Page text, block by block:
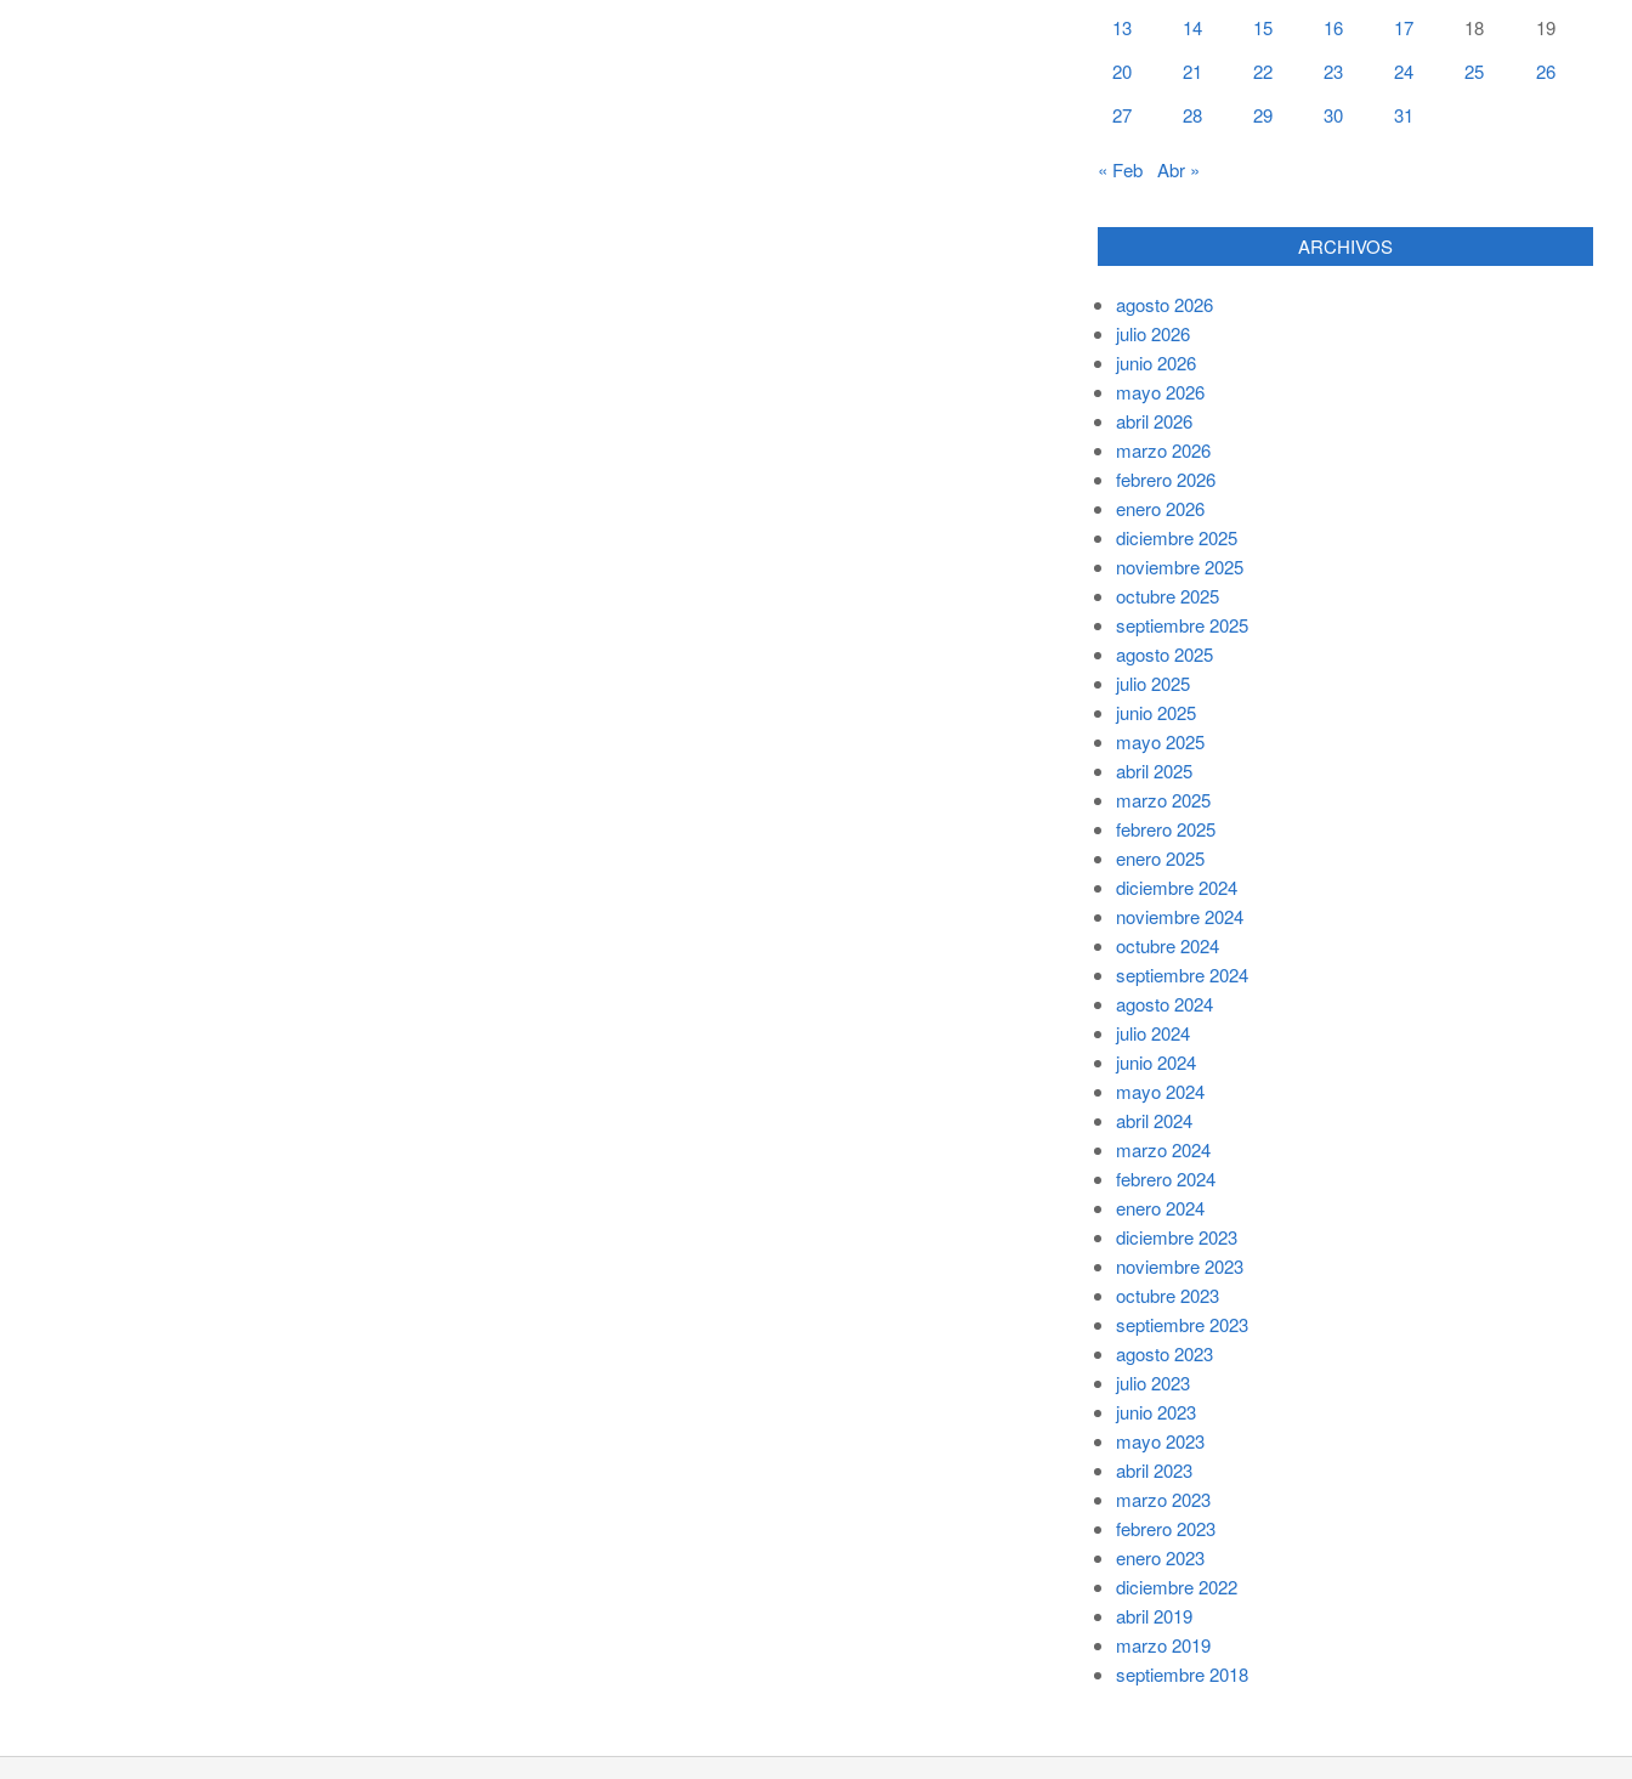
13
14 15 16 17 18
19
20
21 22 23 24 25
26
27
28 29 30 31
« Feb Abr »
ARCHIVOS
agosto 2026
julio 2026
junio 2026
mayo 2026
abril 2026
marzo 2026
febrero 2026
enero 2026
diciembre 2025
noviembre 2025
octubre 2025
septiembre 2025
agosto 2025
julio 2025
junio 2025
mayo 2025
abril 2025
marzo 2025
febrero 2025
enero 2025
diciembre 2024
noviembre 2024
octubre 2024
septiembre 2024
agosto 2024
julio 2024
junio 2024
mayo 2024
abril 2024
marzo 2024
febrero 2024
enero 2024
diciembre 2023
noviembre 2023
octubre 2023
septiembre 2023
agosto 2023
julio 2023
junio 2023
mayo 2023
abril 2023
marzo 2023
febrero 2023
enero 2023
diciembre 2022
abril 2019
marzo 2019
septiembre 2018